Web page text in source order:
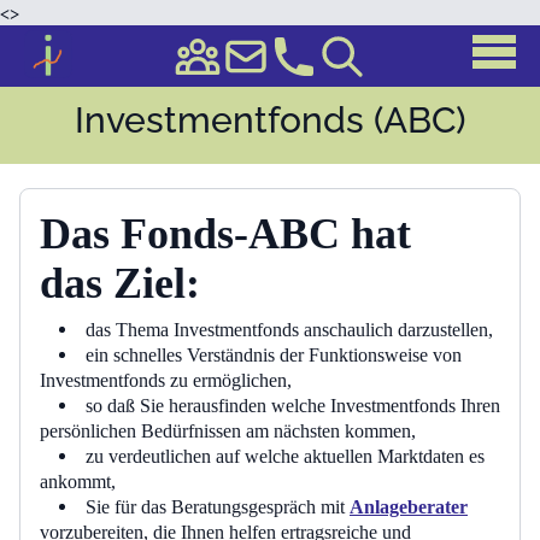
<>
Investmentfonds (ABC)
Das Fonds-ABC hat
das Ziel:
das Thema Investmentfonds anschaulich darzustellen,
ein schnelles Verständnis der Funktionsweise von
Investmentfonds zu ermöglichen,
so daß Sie herausfinden welche Investmentfonds Ihren
persönlichen Bedürfnissen am nächsten kommen,
zu verdeutlichen auf welche aktuellen Marktdaten es
ankommt,
Sie für das Beratungsgespräch mit Anlageberater
vorzubereiten, die Ihnen helfen ertragsreiche und